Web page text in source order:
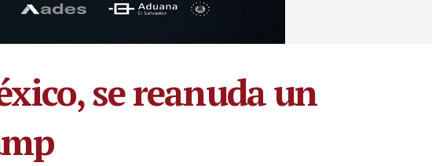
se reanuda un